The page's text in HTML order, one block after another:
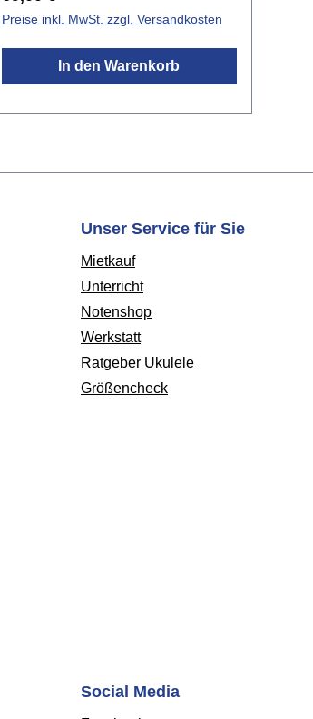
StammZiegenfellstimmbare
Schnurbespannungbreite
Dynamikhandliche Djembe für
Kinder und Erwachseneideal für
Früherziehungauch mit
Preise inkl. MwSt. zzgl. Versandkosten
In den Warenkorb
Unser Service für Sie
Mietkauf
Unterricht
Notenshop
Werkstatt
Ratgeber Ukulele
Größencheck
Social Media